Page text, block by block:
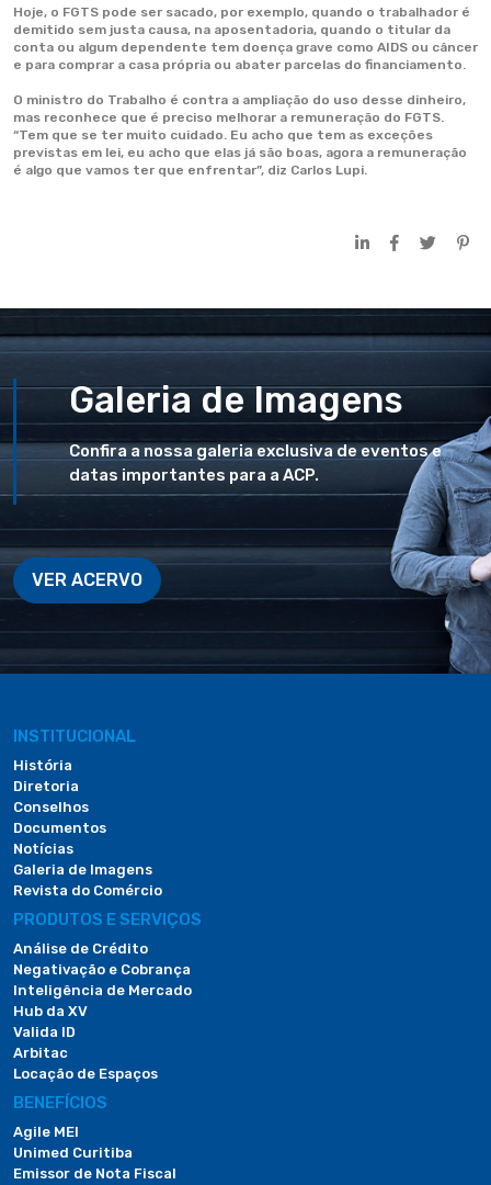
Hoje, o FGTS pode ser sacado, por exemplo, quando o trabalhador é
demitido sem justa causa, na aposentadoria, quando o titular da
conta ou algum dependente tem doença grave como AIDS ou câncer
e para comprar a casa própria ou abater parcelas do financiamento.
O ministro do Trabalho é contra a ampliação do uso desse dinheiro,
mas reconhece que é preciso melhorar a remuneração do FGTS.
“Tem que se ter muito cuidado. Eu acho que tem as exceções
previstas em lei, eu acho que elas já são boas, agora a remuneração
é algo que vamos ter que enfrentar”, diz Carlos Lupi.
Galeria de Imagens
Confira a nossa galeria exclusiva de eventos e
datas importantes para a ACP.
VER ACERVO
INSTITUCIONAL
História
Diretoria
Conselhos
Documentos
Notícias
Galeria de Imagens
Revista do Comércio
PRODUTOS E SERVIÇOS
Análise de Crédito
Negativação e Cobrança
Inteligência de Mercado
Hub da XV
Valida ID
Arbitac
Locação de Espaços
BENEFÍCIOS
Agile MEI
Unimed Curitiba
Emissor de Nota Fiscal